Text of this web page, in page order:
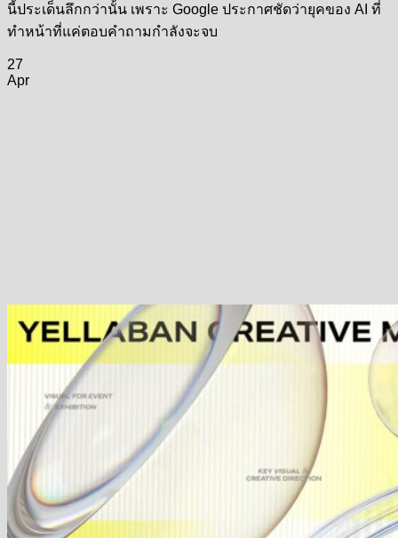
นี้ประเด็นลึกกว่านั้น เพราะ Google ประกาศชัดว่ายุคของ AI ที่
ทำหน้าที่แค่ตอบคำถามกำลังจะจบ
27
Apr